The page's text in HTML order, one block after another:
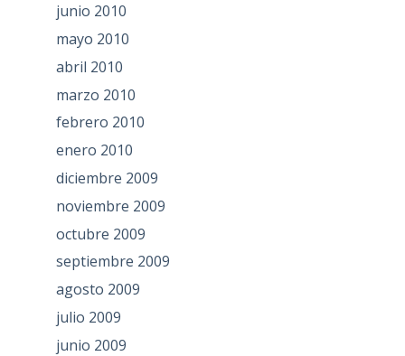
junio 2010
mayo 2010
abril 2010
marzo 2010
febrero 2010
enero 2010
diciembre 2009
noviembre 2009
octubre 2009
septiembre 2009
agosto 2009
julio 2009
junio 2009